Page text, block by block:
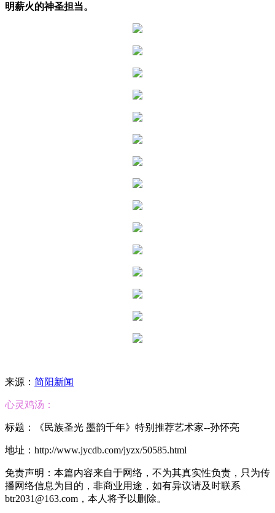
明薪火的神圣担当。
来源： 简阳新闻
心灵鸡汤：
标题：《民族圣光 墨韵千年》特别推荐艺术家--孙怀亮
地址：http://www.jycdb.com/jyzx/50585.html
免责声明：本篇内容来自于网络，不为其真实性负责，只为传
播网络信息为目的，非商业用途，如有异议请及时联系
btr2031@163.com，本人将予以删除。